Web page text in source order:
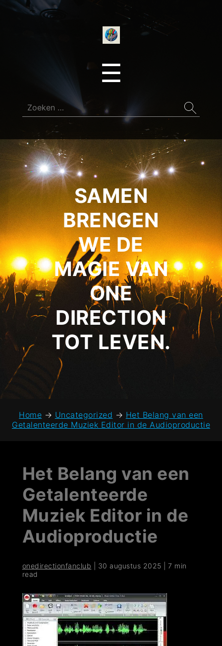
☰
Zoeken
naar:
SAMEN
BRENGEN
WE DE
MAGIE VAN
ONE
DIRECTION
TOT LEVEN.
Home → Uncategorized → Het Belang van een
Getalenteerde Muziek Editor in de Audioproductie
Het Belang van een
Getalenteerde
Muziek Editor in de
Audioproductie
onedirectionfanclub 30 augustus 2025 |7 min
read